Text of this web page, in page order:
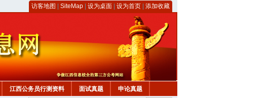
访客地图 SiteMap 设为桌面 设为首页 添加收藏
江西公务员行测资料 面试真题 申论真题